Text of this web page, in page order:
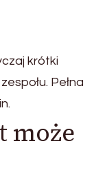
krótki
Pełna
może